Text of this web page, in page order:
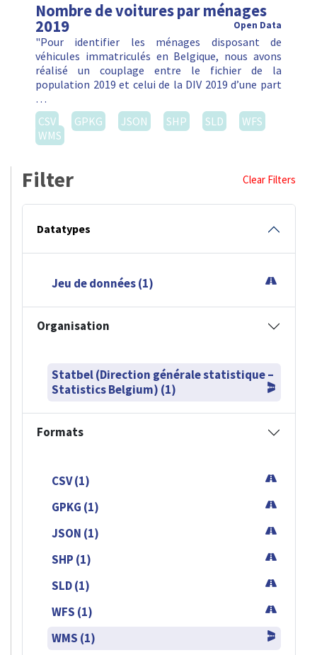
Nombre de voitures par ménages
2019 Open Data
"Pour identifier les ménages disposant de
véhicules immatriculés en Belgique, nous avons
réalisé un couplage entre le fichier de la
population 2019 et celui de la DIV 2019 d’une part
…
CSV
GPKG JSON SHP SLD
WFS
WMS
Filter Clear Filters
Datatypes
Jeu de données (1)
Organisation
Statbel (Direction générale statistique –
Statistics Belgium) (1)
Formats
CSV (1)
GPKG (1)
JSON (1)
SHP (1)
SLD (1)
WFS (1)
WMS (1)